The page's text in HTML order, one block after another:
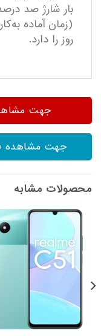
بار شارژ صد
(زمان آماده
روز را دارد.
جهت
جهت مشاهده
محصولات مشابه